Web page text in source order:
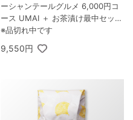
ーシャンテールグルメ 6,000円コ
ース UMAI ＋ お茶漬け最中セット
D
※品切れ中です
9,550円